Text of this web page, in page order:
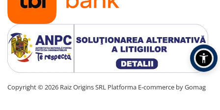
Copyright © 2026 Raiz Origins SRL Platforma E-commerce by Gomag